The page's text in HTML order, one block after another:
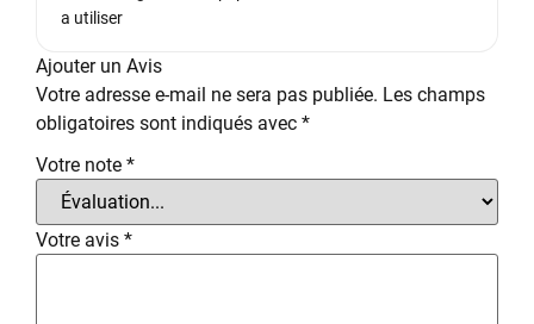
a utiliser
Ajouter un Avis
Votre adresse e-mail ne sera pas publiée. Les champs
obligatoires sont indiqués avec *
Votre note *
Votre avis *